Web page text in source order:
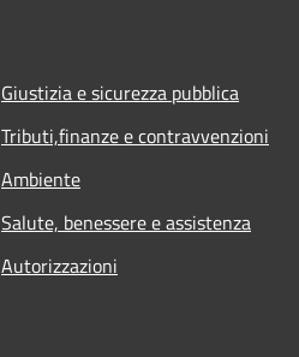
Giustizia e sicurezza pubblica
Tributi,finanze e contravvenzioni
Ambiente
Salute, benessere e assistenza
Autorizzazioni